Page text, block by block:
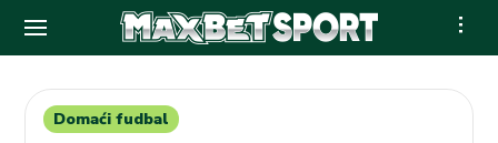
contentDomaći fudbal